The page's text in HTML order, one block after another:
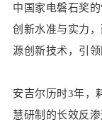
中国家电磐石奖
创新水准与实力
源创新技术，引
安吉尔历时3年，
慧研制的长效反